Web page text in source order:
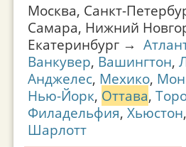
Москва, Санкт-
Самара, Нижний
Екатеринбург →
Ванкувер, Вашингтон,
Анджелес, Мехико,
Нью-Йорк, Оттава,
Филадельфия, Хьюстон,
Шарлотт